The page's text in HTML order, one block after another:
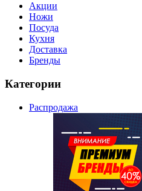
Акции
Ножи
Посуда
Кухня
Доставка
Бренды
Категории
Распродажа